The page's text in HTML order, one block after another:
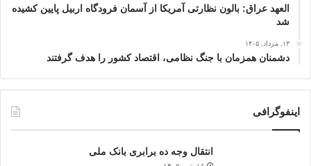
العهد عراق: بالون نظارتی آمریکا از آسمان فرودگاه اربیل پایین کشیده
شد
۱۳, مرداد, ۱۴۰۵
دشمنان همزمان با جنگ نظامی، اقتصاد کشور را هدف گرفتند
اینفوگرافی
انتقال وجه ده برابری بانک ملی